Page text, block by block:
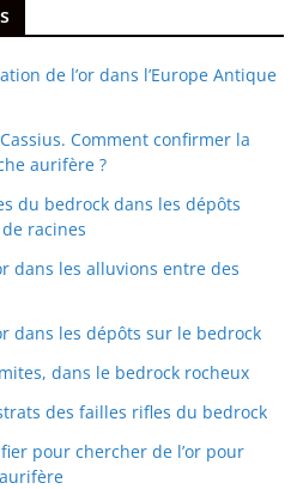
de l’or dans l’Europe Antique
Comment confirmer la
aurifère ?
du bedrock dans les dépôts
racines
dans les alluvions entre des
dans les dépôts sur le bedrock
dans le bedrock rocheux
des failles rifles du bedrock
pour chercher de l’or pour